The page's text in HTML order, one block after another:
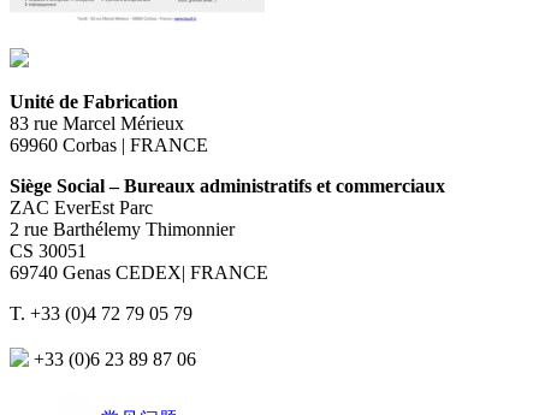
Unité de Fabrication
83 rue Marcel Mérieux
69960 Corbas | FRANCE
Siège Social – Bureaux administratifs et commerciaux
ZAC EverEst Parc
2 rue Barthélemy Thimonnier
CS 30051
69740 Genas CEDEX| FRANCE
T. +33 (0)4 72 79 05 79
+33 (0)6 23 89 87 06